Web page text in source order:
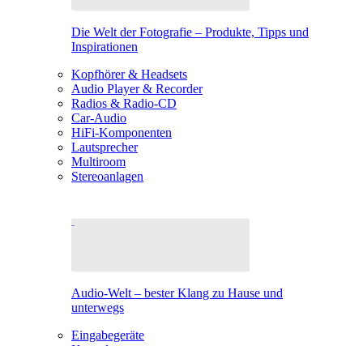
Die Welt der Fotografie – Produkte, Tipps und
Inspirationen
Kopfhörer & Headsets
Audio Player & Recorder
Radios & Radio-CD
Car-Audio
HiFi-Komponenten
Lautsprecher
Multiroom
Stereoanlagen
Audio-Welt – bester Klang zu Hause und
unterwegs
Eingabegeräte